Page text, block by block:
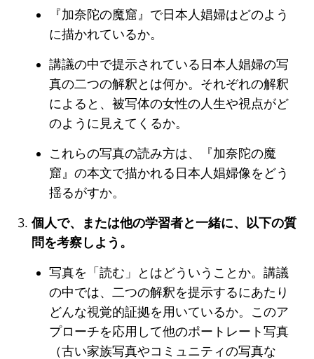
『加奈陀の魔窟』で日本人娼婦はどのよう
に描かれているか。
講議の中で提示されている日本人娼婦の写
真の二つの解釈とは何か。それぞれの解釈
によると、被写体の女性の人生や視点がど
のように見えてくるか。
これらの写真の読み方は、『加奈陀の魔
窟』の本文で描かれる日本人娼婦像をどう
揺るがすか。
個人で、または他の学習者と一緒に、以下の質
問を考察しよう。
写真を「読む」とはどういうことか。講議
の中では、二つの解釈を提示するにあたり
どんな視覚的証拠を用いているか。このア
プローチを応用して他のポートレート写真
（古い家族写真やコミュニティの写真な